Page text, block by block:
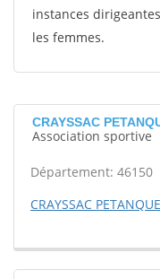
instances
les femmes.
CRAYSSAC
Association sportive
Département: 46150
CRAYSSAC PETANQUE